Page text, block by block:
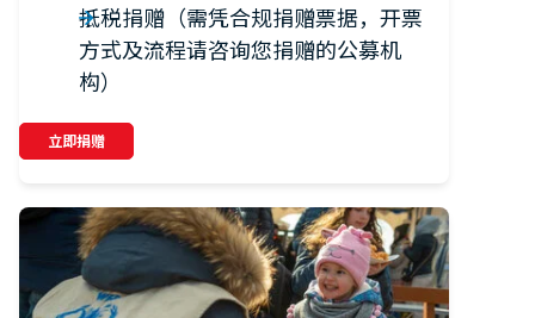
抵税捐赠（需凭合规捐赠票据，开票
方式及流程请咨询您捐赠的公募机
构）
立即捐赠